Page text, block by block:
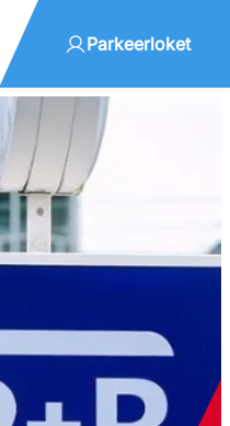
Parkeerloket